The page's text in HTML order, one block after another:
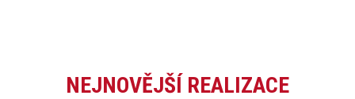
NEJNOVĚJŠÍ REALIZACE